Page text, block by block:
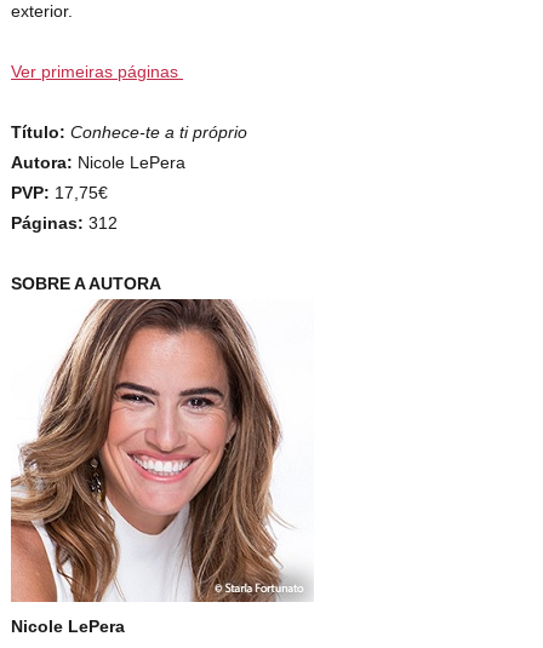
exterior.
Ver primeiras páginas
Título:Conhece-te a ti próprio
Autora: Nicole LePera
PVP: 17,75€
Páginas:312
SOBRE A AUTORA
Nicole LePera